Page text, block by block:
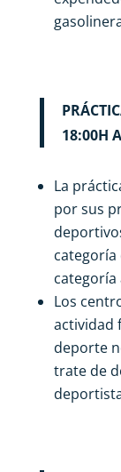
18:00H
La
por sus
categoría
categoría
Los
actividad
deporte
trate de